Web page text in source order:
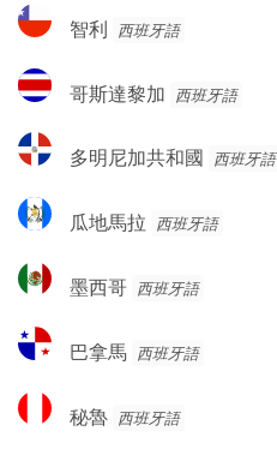
智
利
智利 西班牙語
哥
斯
黎
哥斯達黎加 西班牙語
多
明
加
和
多明尼加共和國 西班牙語
瓜
地
拉
瓜地馬拉 西班牙語
墨
西
墨西哥 西班牙語
巴
拿
巴拿馬 西班牙語
秘
魯
秘魯 西班牙語